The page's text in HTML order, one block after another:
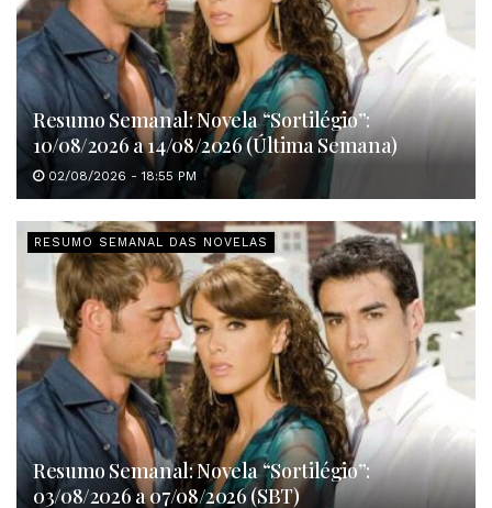
Resumo Semanal: Novela “Sortilégio”:
10/08/2026 a 14/08/2026 (Última Semana)
02/08/2026 - 18:55 PM
RESUMO SEMANAL DAS NOVELAS
Resumo Semanal: Novela “Sortilégio”:
03/08/2026 a 07/08/2026 (SBT)